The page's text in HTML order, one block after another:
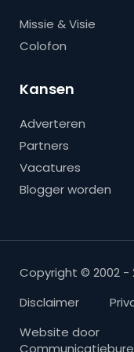
Missie & Visie
Colofon
Kansen
Adverteren
Partners
Vacatures
Blogger worden
Copyright © 2002 -
Disclaimer
Website door